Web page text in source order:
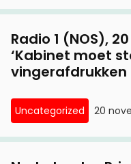
Radio 1 (NOS),
‘Kabinet moet
vingerafdrukken
Uncategorized 20